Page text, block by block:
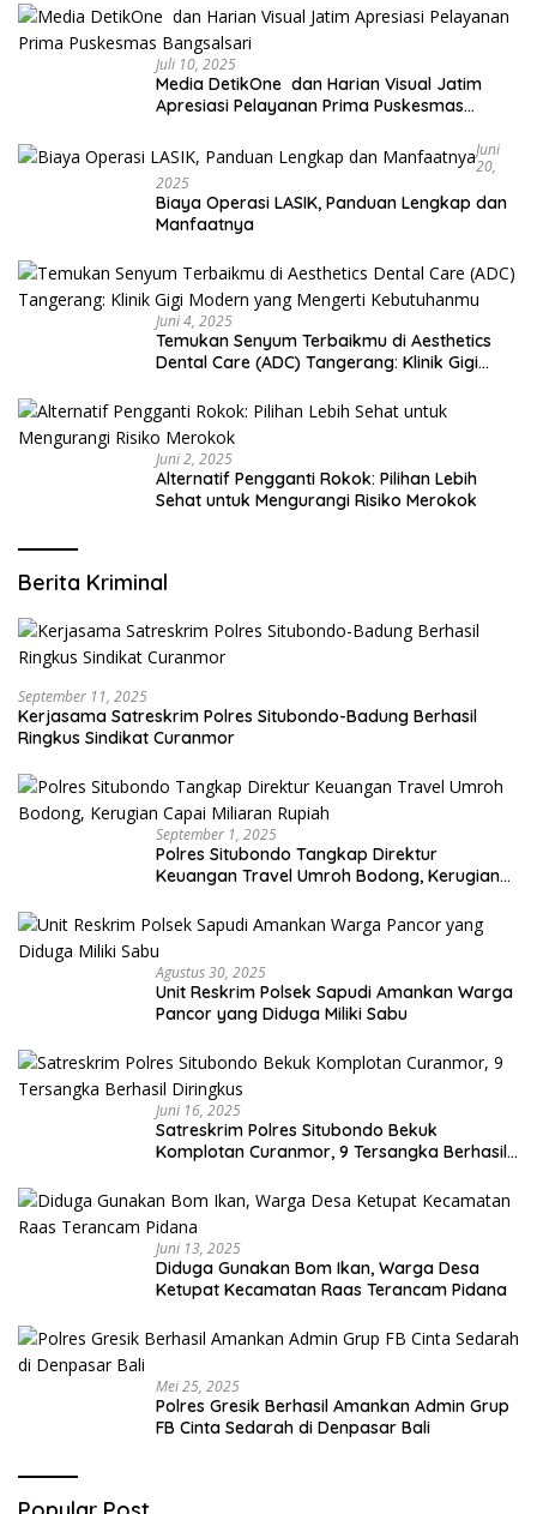
Juli 10, 2025
Media DetikOne dan Harian Visual Jatim
Apresiasi Pelayanan Prima Puskesmas
Juni
20,
2025
Biaya Operasi LASIK, Panduan Lengkap dan
Manfaatnya
Juni 4, 2025
Temukan Senyum Terbaikmu di Aesthetics
Dental Care (ADC) Tangerang: Klinik Gigi
Juni 2, 2025
Alternatif Pengganti Rokok: Pilihan Lebih
Sehat untuk Mengurangi Risiko Merokok
Berita Kriminal
September 11, 2025
Kerjasama Satreskrim Polres Situbondo-Badung Berhasil
Ringkus Sindikat Curanmor
September 1, 2025
Polres Situbondo Tangkap Direktur
Keuangan Travel Umroh Bodong, Kerugian
Agustus 30, 2025
Unit Reskrim Polsek Sapudi Amankan Warga
Pancor yang Diduga Miliki Sabu
Juni 16, 2025
Satreskrim Polres Situbondo Bekuk
Komplotan Curanmor, 9 Tersangka Berhasil
Juni 13, 2025
Diduga Gunakan Bom Ikan, Warga Desa
Ketupat Kecamatan Raas Terancam Pidana
Mei 25, 2025
Polres Gresik Berhasil Amankan Admin Grup
FB Cinta Sedarah di Denpasar Bali